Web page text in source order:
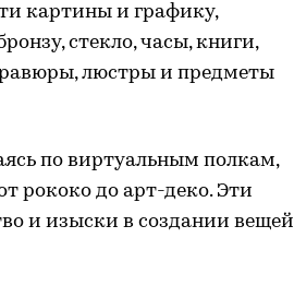
картины и графику,
стекло, часы, книги,
люстры и предметы
по виртуальным полкам,
рококо до арт-деко. Эти
и изыски в создании вещей